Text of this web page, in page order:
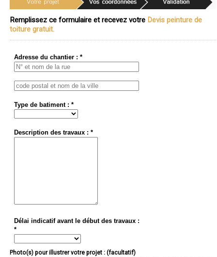
Remplissez ce formulaire et recevez votre Devis peinture de
toiture gratuit.
Adresse du chantier : *
Type de batiment : *
Description des travaux : *
Délai indicatif avant le début des travaux :
*
Photo(s) pour illustrer votre projet : (facultatif)